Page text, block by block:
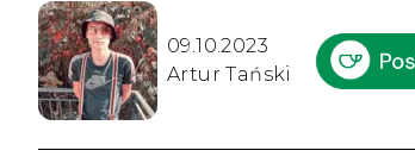
09.10.2023
Artur Tański